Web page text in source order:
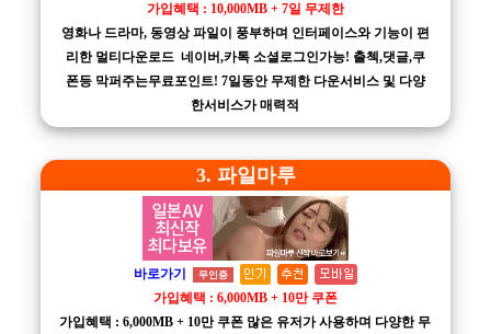
가입혜택 : 10,000MB + 7일 무제한
영화나 드라마, 동영상 파일이 풍부하며 인터페이스와 기능이 편
리한 멀티다운로드 네이버,카톡 소셜로그인가능! 출첵,댓글,쿠
폰등 막퍼주는무료포인트! 7일동안 무제한 다운서비스 및 다양
한서비스가 매력적
3. 파일마루
바로가기 무인증
가입혜택 : 6,000MB + 10만 쿠폰
가입혜택 : 6,000MB + 10만 쿠폰 많은 유저가 사용하며 다양한 무